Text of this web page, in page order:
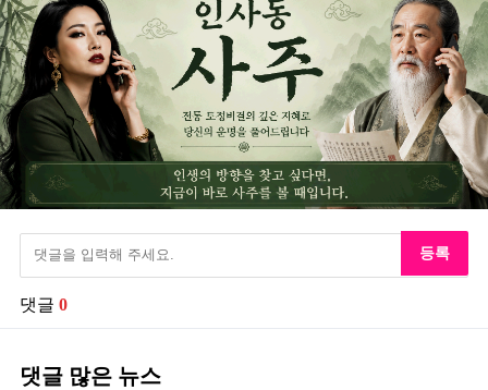
등록
댓글 0
댓글 많은 뉴스